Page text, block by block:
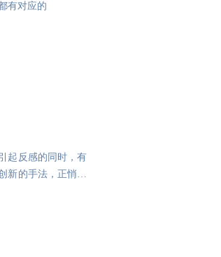
有对应的
起反感的同时，有
新的手法，正悄然